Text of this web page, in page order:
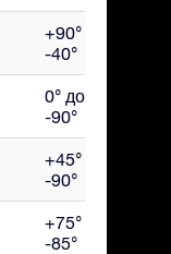
+90° до
-40°
0° до
-90°
+45° до
-90°
+75° до
-85°